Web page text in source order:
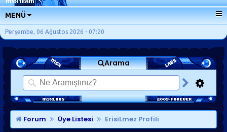
MENÜ
ANA SAYFA
FORUMLAR
SORU-CEVAP
GÜNLÜKLER
SON MESAJLAR
KISAYOLLAR
Perşembe, 06 Ağustos 2026 - 07:20
Arama
Forum Üye Listesi ErisiLmez Profili